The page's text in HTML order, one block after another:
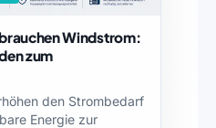
Windstrom:
zum
den Strombedarf
Energie zur